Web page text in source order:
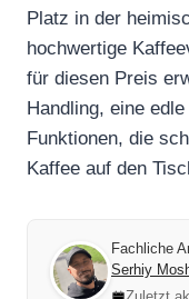
Platz in der
hochwertige
für diesen Preis
Handling, eine
Funktionen, die
Kaffee auf den
Fachliche
Serhiy